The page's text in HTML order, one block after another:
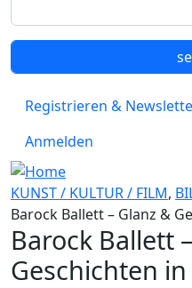
Registrieren &
Anmelden
KUNST / KULTUR / FILM,
Barock Ballett – Glanz &
Barock Ballett
Geschichten